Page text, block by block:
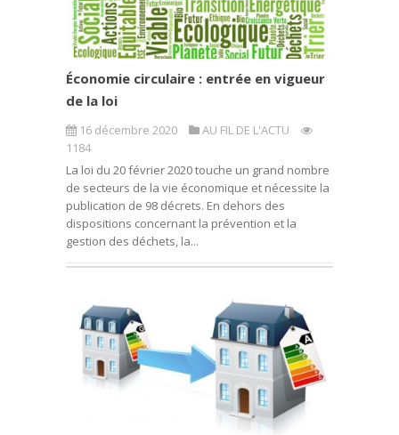
Économie circulaire : entrée en vigueur
de la loi
16 décembre 2020
AU FIL DE L'ACTU
1184
La loi du 20 février 2020 touche un grand nombre
de secteurs de la vie économique et nécessite la
publication de 98 décrets. En dehors des
dispositions concernant la prévention et la
gestion des déchets, la...